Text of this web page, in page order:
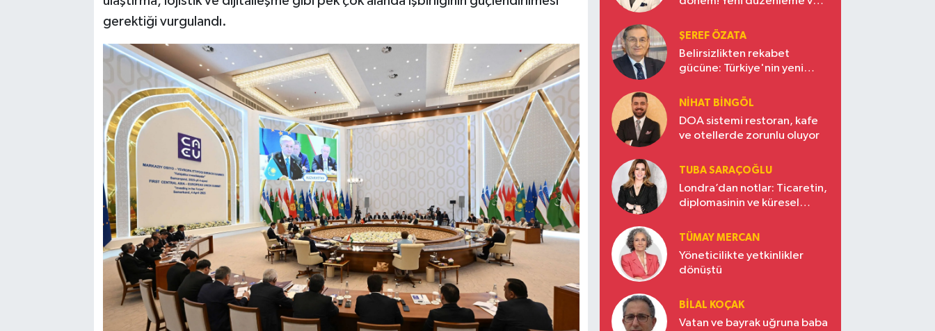
gerektiği vurgulandı.
ŞEREF ÖZATA
Belirsizlikten rekabet
gücüne: Türkiye'nin yeni
NIHAT BINGÖL
DOA sistemi restoran, kafe
ve otellerde zorunlu oluyor
TUBA SARAÇOĞLU
Londra’dan notlar: Ticaretin,
diplomasinin ve küresel
Türkiye’nin yükselen gücü
TÜMAY MERCAN
Yöneticilikte yetkinlikler
dönüştü
BILAL KOÇAK
Vatan ve bayrak uğruna baba